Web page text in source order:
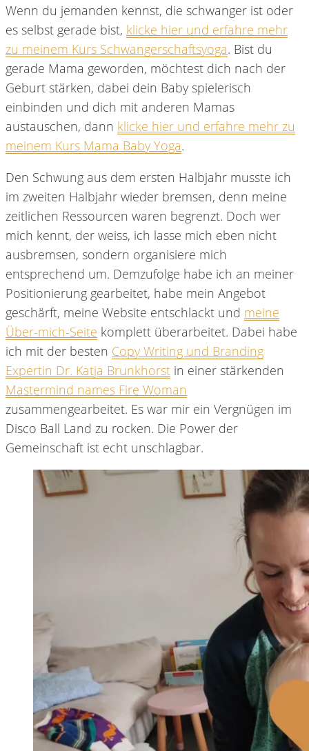
Wenn du jemanden kennst, die schwanger ist oder
es selbst gerade bist, klicke hier und erfahre mehr
zu meinem Kurs Schwangerschaftsyoga. Bist du
gerade Mama geworden, möchtest dich nach der
Geburt stärken, dabei dein Baby spielerisch
einbinden und dich mit anderen Mamas
austauschen, dann klicke hier und erfahre mehr zu
meinem Kurs Mama Baby Yoga.
Den Schwung aus dem ersten Halbjahr musste ich
im zweiten Halbjahr wieder bremsen, denn meine
zeitlichen Ressourcen waren begrenzt. Doch wer
mich kennt, der weiss, ich lasse mich eben nicht
ausbremsen, sondern organisiere mich
entsprechend um. Demzufolge habe ich an meiner
Positionierung gearbeitet, habe mein Angebot
geschärft, meine Website entschlackt und meine
Über-mich-Seite komplett überarbeitet. Dabei habe
ich mit der besten Copy Writing und Branding
Expertin Dr. Katja Brunkhorst in einer stärkenden
Mastermind names Fire Woman
zusammengearbeitet. Es war mir ein Vergnügen im
Disco Ball Land zu rocken. Die Power der
Gemeinschaft ist echt unschlagbar.